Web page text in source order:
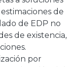
de
de EDP no
de existencia,
por